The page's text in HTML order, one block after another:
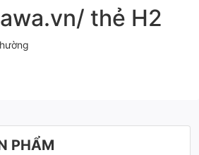
thẻ H2
PHẨM